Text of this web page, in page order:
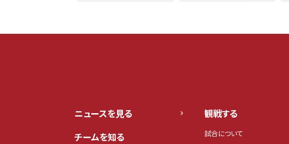
ニュースを見る
チームを知る
観戦する
試合について